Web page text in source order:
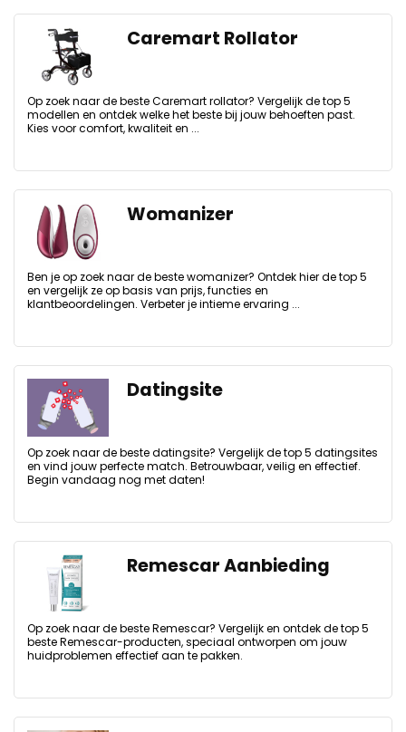
Caremart Rollator
Op zoek naar de beste Caremart rollator? Vergelijk de top 5
modellen en ontdek welke het beste bij jouw behoeften past.
Kies voor comfort, kwaliteit en ...
Womanizer
Ben je op zoek naar de beste womanizer? Ontdek hier de top 5
en vergelijk ze op basis van prijs, functies en
klantbeoordelingen. Verbeter je intieme ervaring ...
Datingsite
Op zoek naar de beste datingsite? Vergelijk de top 5 datingsites
en vind jouw perfecte match. Betrouwbaar, veilig en effectief.
Begin vandaag nog met daten!
Remescar Aanbieding
Op zoek naar de beste Remescar? Vergelijk en ontdek de top 5
beste Remescar-producten, speciaal ontworpen om jouw
huidproblemen effectief aan te pakken.